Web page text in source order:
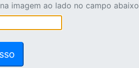
imagem ao lado no campo abaixo